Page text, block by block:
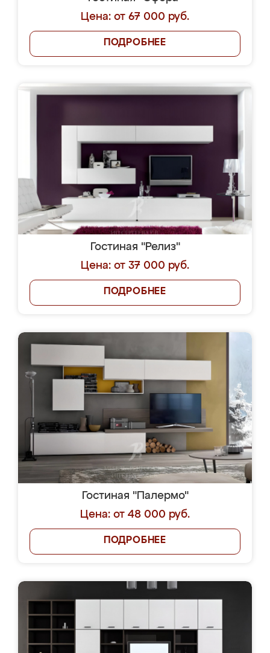
Цена: от 67 000 руб.
ПОДРОБНЕЕ
Гостиная "Релиз"
Цена: от 37 000 руб.
ПОДРОБНЕЕ
Гостиная "Палермо"
Цена: от 48 000 руб.
ПОДРОБНЕЕ